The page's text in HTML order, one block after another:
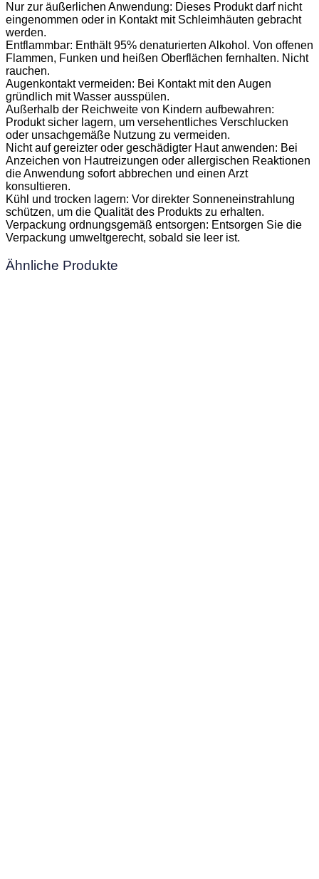
Nur zur äußerlichen Anwendung: Dieses Produkt darf nicht
eingenommen oder in Kontakt mit Schleimhäuten gebracht
werden.
Entflammbar: Enthält 95% denaturierten Alkohol. Von offenen
Flammen, Funken und heißen Oberflächen fernhalten. Nicht
rauchen.
Augenkontakt vermeiden: Bei Kontakt mit den Augen
gründlich mit Wasser ausspülen.
Außerhalb der Reichweite von Kindern aufbewahren:
Produkt sicher lagern, um versehentliches Verschlucken
oder unsachgemäße Nutzung zu vermeiden.
Nicht auf gereizter oder geschädigter Haut anwenden: Bei
Anzeichen von Hautreizungen oder allergischen Reaktionen
die Anwendung sofort abbrechen und einen Arzt
konsultieren.
Kühl und trocken lagern: Vor direkter Sonneneinstrahlung
schützen, um die Qualität des Produkts zu erhalten.
Verpackung ordnungsgemäß entsorgen: Entsorgen Sie die
Verpackung umweltgerecht, sobald sie leer ist.
Ähnliche Produkte